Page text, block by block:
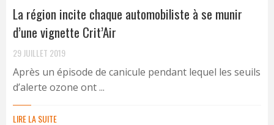
La région incite chaque automobiliste à se munir
d’une vignette Crit’Air
29 JUILLET 2019
Après un épisode de canicule pendant lequel les seuils
d’alerte ozone ont ...
LIRE LA SUITE